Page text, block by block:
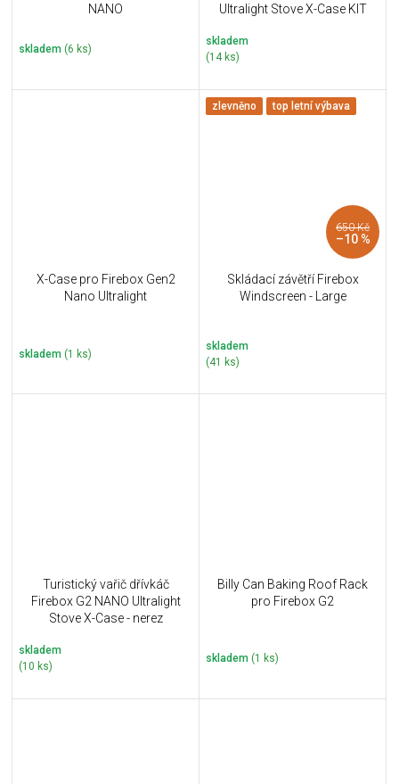
NANO
skladem (6 ks)
Ultralight Stove X-Case KIT
skladem
(14 ks)
X-Case pro Firebox Gen2
Nano Ultralight
skladem (1 ks)
zlevněno top letní výbava
650 Kč
–10 %
Skládací závětří Firebox
Windscreen - Large
skladem
(41 ks)
Turistický vařič dřívkáč
Firebox G2 NANO Ultralight
Stove X-Case - nerez
skladem
(10 ks)
Billy Can Baking Roof Rack
pro Firebox G2
skladem (1 ks)